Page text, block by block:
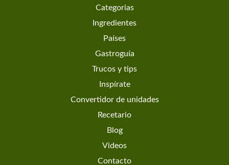
Categorias
Ingredientes
Países
Gastroguía
Trucos y tips
Inspírate
Convertidor de unidades
Recetario
Blog
Videos
Contacto